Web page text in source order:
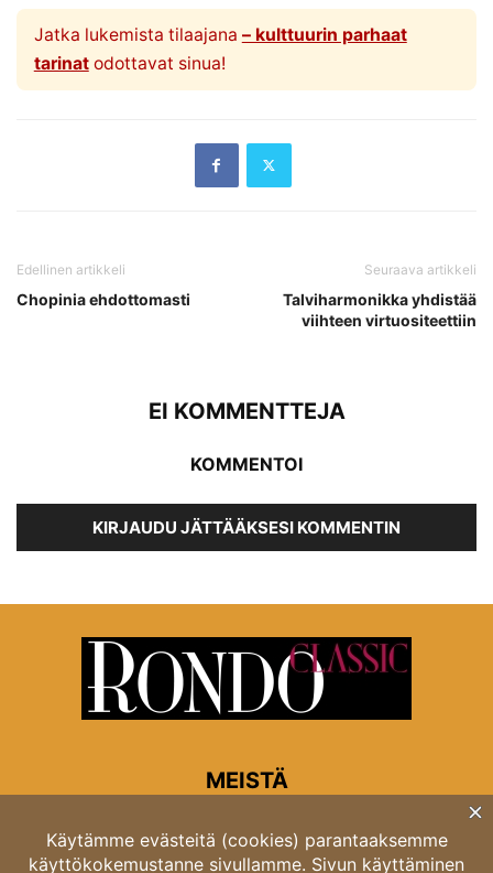
Jatka lukemista tilaajana – kulttuurin parhaat
tarinatodottavat sinua!
Edellinen artikkeli
Chopinia ehdottomasti
Seuraava artikkeli
Talviharmonikka yhdistää
viihteen virtuositeettiin
EI KOMMENTTEJA
KOMMENTOI
KIRJAUDU JÄTTÄÄKSESI KOMMENTIN
MEISTÄ
Rondon toimitus
Opastinsilta 6A 00520 Helsinki